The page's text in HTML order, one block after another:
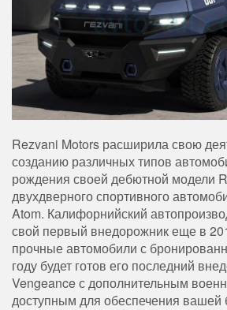
Rezvani Motors расширила свою
созданию различных типов
рождения своей дебютной модели
двухдверного спортивного
Atom. Калифорнийский
свой первый внедорожник еще в
прочные автомобили с
году будет готов его последний
Vengeance с дополнительным
доступным для обеспечения вашей